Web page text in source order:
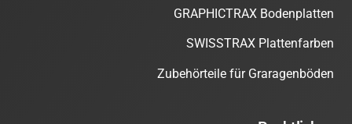
GRAPHICTRAX Bodenplatten
SWISSTRAX Plattenfarben
Zubehörteile für Graragenböden